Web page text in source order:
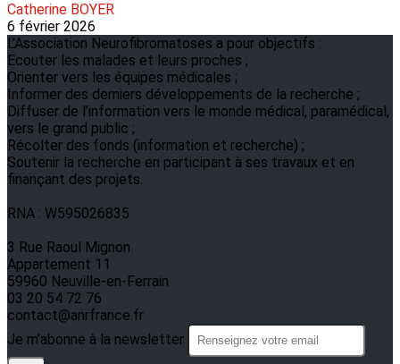
Catherine BOYER
6 février 2026
L'Association Neurofibromatoses a pour objectifs :
Ecouter les malades et leurs proches ;
Orienter vers les équipes médicales ;
Informer des derniers développements de la recherche ;
Diffuser de l’information vers le monde médical, paramédical,
vers le grand public ;
Récolter des fonds (information et recherche) ;
Soutenir la recherche en participant à ses travaux et en
finançant des projets.
RNA : W595026835
3 Rue Raoul Mignon
Appartement 11
59960 Neuville-en-Ferrain
03 20 54 72 76
contact@anrfrance.fr
Je m'abonne à la newsletter